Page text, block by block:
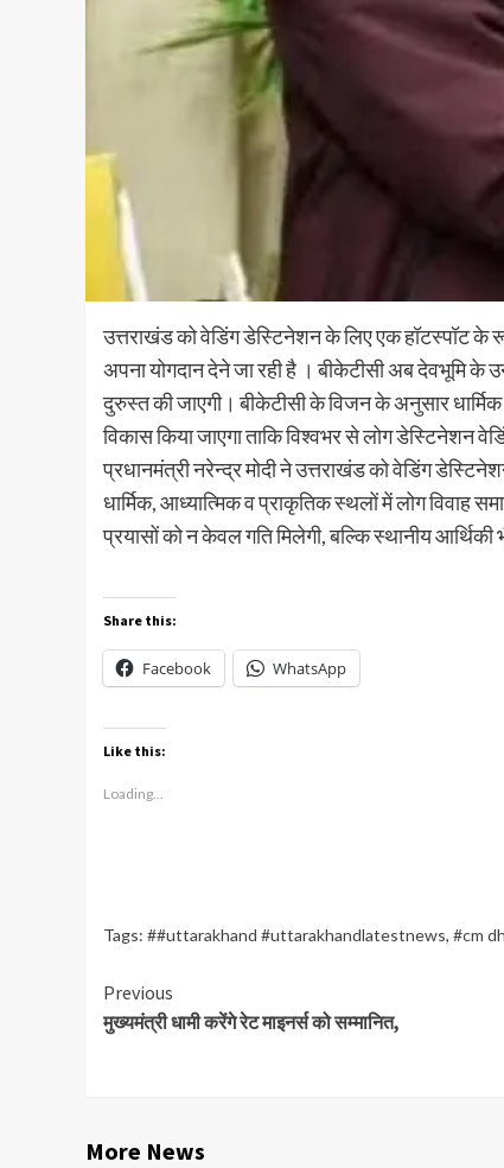
उत्तराखंड को वेडिंग डेस्टिनेशन के लिए एक हॉटस्पॉट के
अपना योगदान देने जा रही है । बीकेटीसी अब देवभूमि के
दुरुस्त की जाएगी। बीकेटीसी के विजन के अनुसार
विकास किया जाएगा ताकि विश्वभर से लोग डेस्टिनेशन
प्रधानमंत्री नरेन्द्र मोदी ने उत्तराखंड को वेडिंग
धार्मिक, आध्यात्मिक व प्राकृतिक स्थलों में लोग
प्रयासों को न केवल गति मिलेगी, बल्कि स्थानीय आर्थिकी
Share this:
Facebook WhatsApp
Like this:
Loading...
Tags: ##uttarakhand #uttarakhandlatestnews, #cm
Continue
Reading
Previous
मुख्यमंत्री धामी करेंगे रेट माइनर्स को सम्मानित,
More News